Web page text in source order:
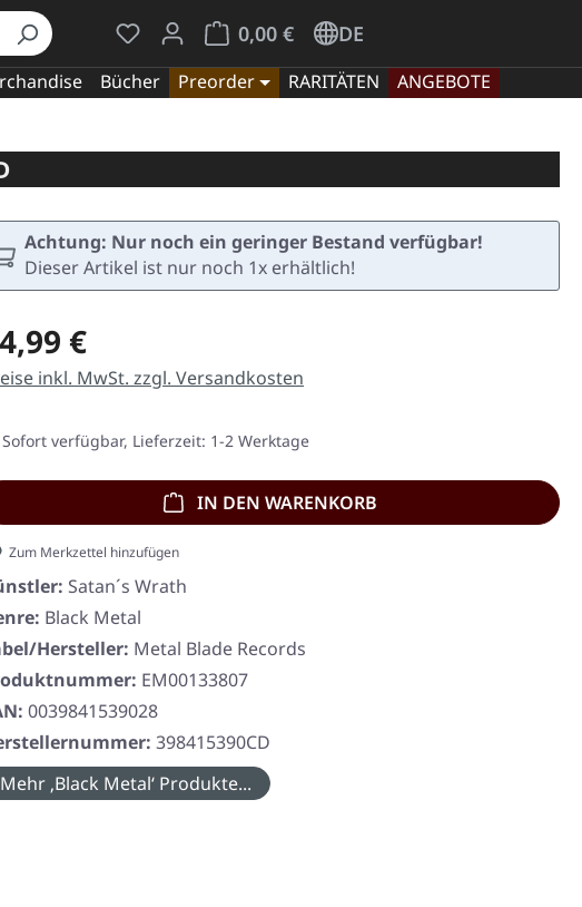
Du hast 0 Produkte auf dem Merkzettel
0,00 €
Warenkorb enthält 0 Positionen. Der
DE
Bücher Preorder RARITÄTEN
ANGEBOTE
Achtung: Nur noch ein geringer Bestand verfügbar!
Dieser Artikel ist nur noch 1x erhältlich!
Preis:
€
inkl. MwSt. zzgl. Versandkosten
Sofort verfügbar, Lieferzeit: 1-2 Werktage
IN DEN WARENKORB
Zum Merkzettel hinzufügen
Satan´s Wrath
Black Metal
Hersteller: Metal Blade Records
EM00133807
0039841539028
398415390CD
Mehr ‚Black Metal‘ Produkte...